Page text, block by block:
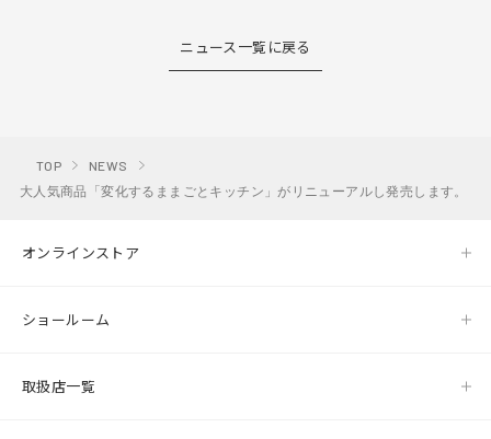
ニュース一覧に戻る
TOP
NEWS
大人気商品「変化するままごとキッチン」がリニューアルし発売します。
オンラインストア
ショールーム
取扱店一覧